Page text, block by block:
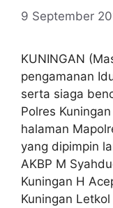
9 September
KUNINGAN
pengamanan
serta siaga
Polres
halaman
yang dipimpin
AKBP M
Kuningan H
Kuningan